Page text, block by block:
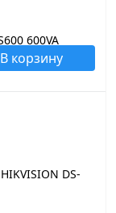
В корзину